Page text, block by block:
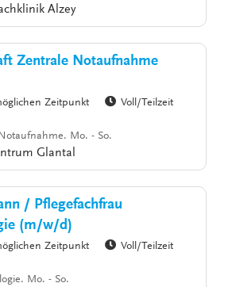
Alzey
Zentrale Notaufnahme
Zeitpunkt
Voll/Teilzeit
Mo. - So.
Glantal
/ Pflegefachfrau
(m/w/d)
Zeitpunkt
Voll/Teilzeit
Mo. - So.